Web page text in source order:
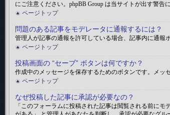
にご注意ください。phpBB Group は当サイトが出す警
ページトップ
問題のある記事をモデレータに通報するには？
管理人が記事の通報を許可している場合、記事内に通報
ページトップ
投稿画面の “セーブ” ボタンは何ですか？
作成中のメッセージを保存するためのボタンです。メッ
ページトップ
なぜ投稿した記事に承認が必要なの？
「このフォーラムに投稿された記事は閲覧される前に